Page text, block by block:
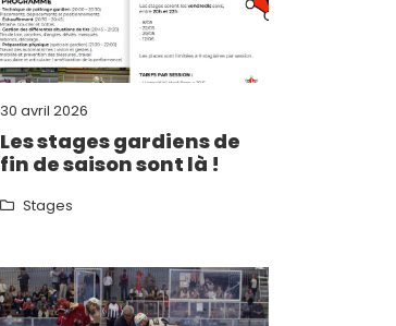
30 avril 2026
Les stages gardiens de
fin de saison sont là !
Stages